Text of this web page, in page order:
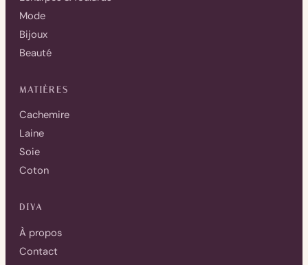
Mode
Bijoux
Beauté
MATIÈRES
Cachemire
Laine
Soie
Coton
DIYA
À propos
Contact